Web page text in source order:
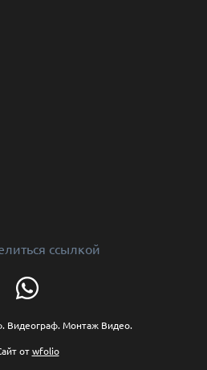
ссылкой
Видеограф. Монтаж Видео.
отwfolio